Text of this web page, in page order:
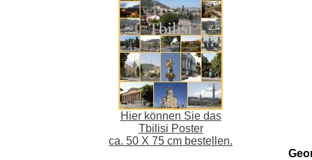
Hier können Sie das
Tbilisi Poster
ca. 50 X 75 cm bestellen.